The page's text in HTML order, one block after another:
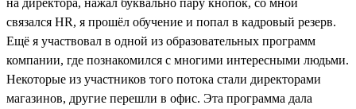
связался HR, я прошёл обучение и попал в кадровый резерв.
Ещё я участвовал в одной из образовательных программ
компании, где познакомился с многими интересными людьми.
Некоторые из участников того потока стали директорами
магазинов, другие перешли в офис. Эта программа дала